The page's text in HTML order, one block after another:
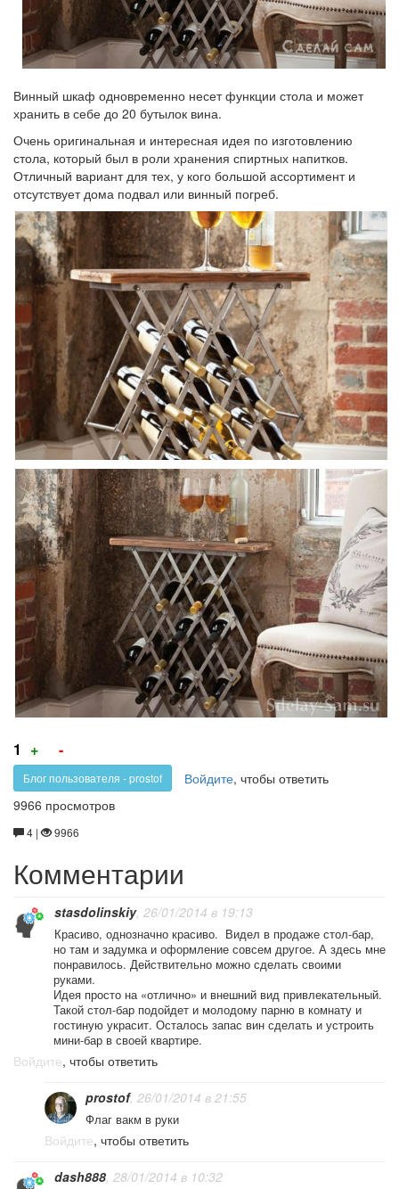
Винный шкаф одновременно несет функции стола и может
хранить в себе до 20 бутылок вина.
Очень оригинальная и интересная идея по изготовлению
стола, который был в роли хранения спиртных напитков.
Отличный вариант для тех, у кого большой ассортимент и
отсутствует дома подвал или винный погреб.
1 +
за!
-
против!
Блог пользователя - prostof Войдите, чтобы ответить
9966 просмотров
4 | 9966
Комментарии
stasdolinskiy, 26/01/2014 в 19:13
Красиво, однозначно красиво. Видел в продаже стол-бар,
но там и задумка и оформление совсем другое. А здесь мне
понравилось. Действительно можно сделать своими
руками.
Идея просто на «отлично» и внешний вид привлекательный.
Такой стол-бар подойдет и молодому парню в комнату и
гостиную украсит. Осталось запас вин сделать и устроить
мини-бар в своей квартире.
Войдите, чтобы ответить
prostof, 26/01/2014 в 21:55
Флаг вакм в руки
Войдите, чтобы ответить
dash888 , 28/01/2014 в 10:32